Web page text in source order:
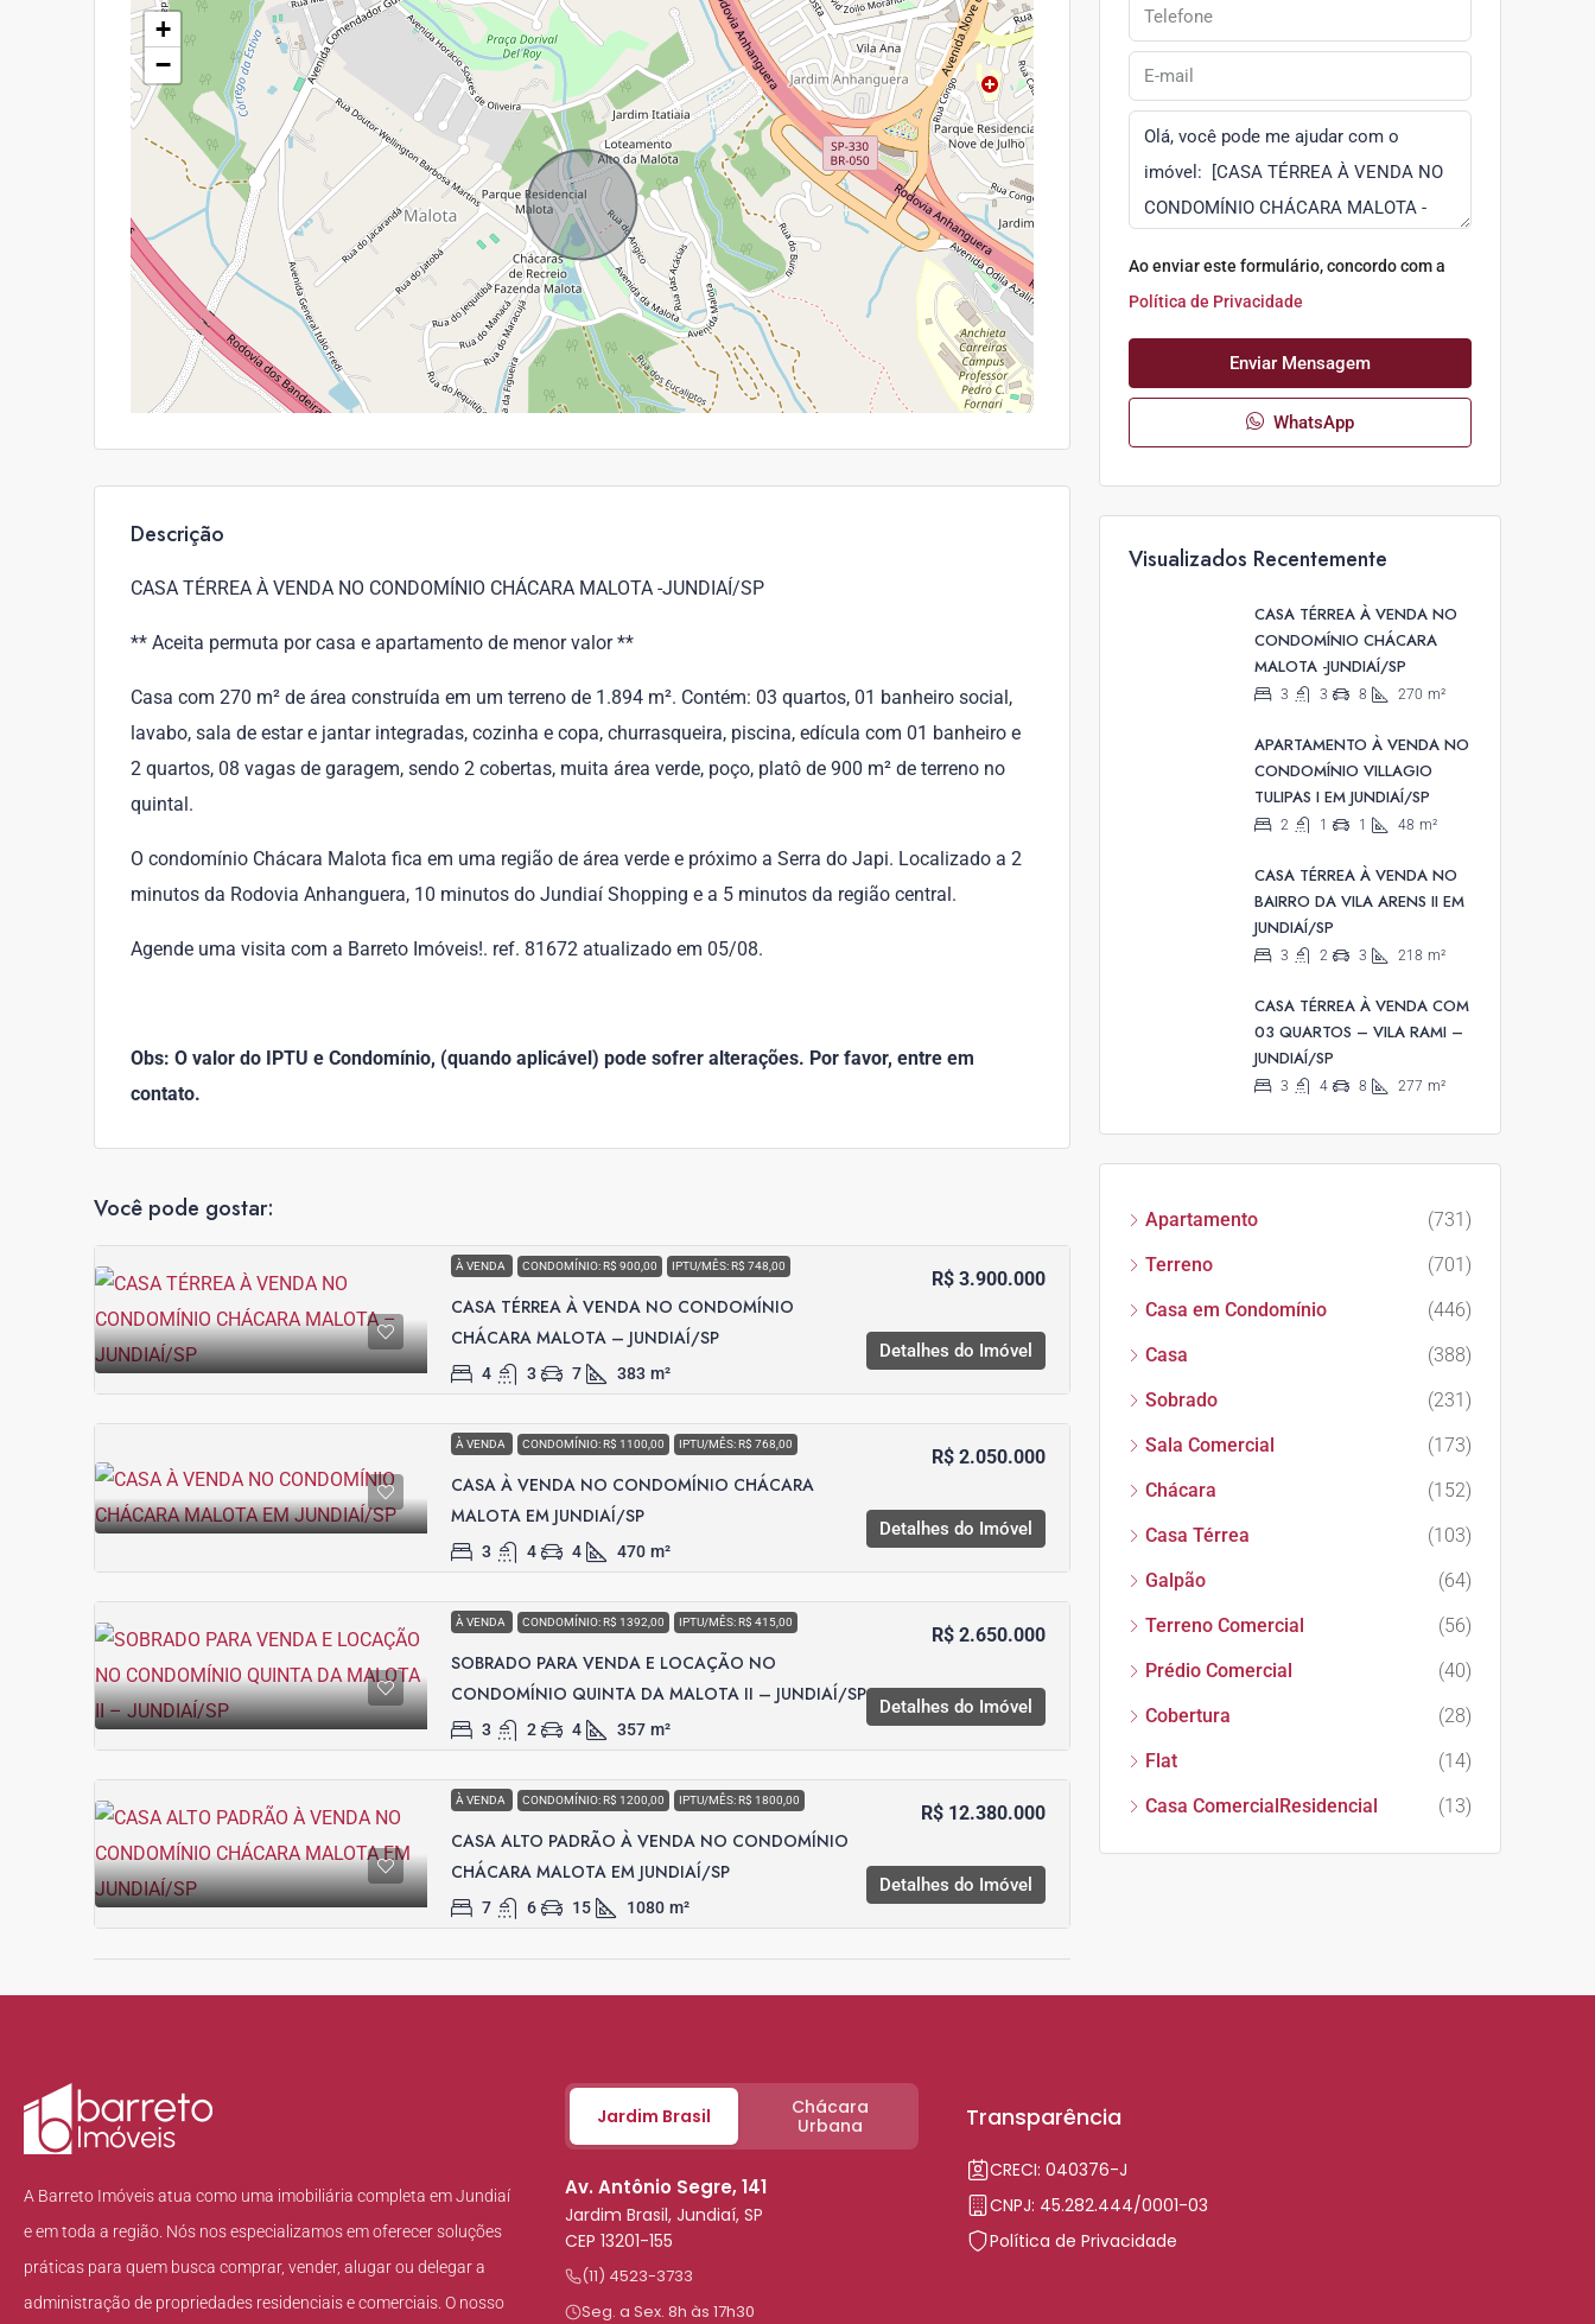
+
−
Descrição
CASA TÉRREA À VENDA NO CONDOMÍNIO CHÁCARA MALOTA -JUNDIAÍ/SP
** Aceita permuta por casa e apartamento de menor valor **
Casa com 270 m² de área construída em um terreno de 1.894 m². Contém: 03 quartos, 01 banheiro social,
lavabo, sala de estar e jantar integradas, cozinha e copa, churrasqueira, piscina, edícula com 01 banheiro e
2 quartos, 08 vagas de garagem, sendo 2 cobertas, muita área verde, poço, platô de 900 m² de terreno no
quintal.
O condomínio Chácara Malota fica em uma região de área verde e próximo a Serra do Japi. Localizado a 2
minutos da Rodovia Anhanguera, 10 minutos do Jundiaí Shopping e a 5 minutos da região central.
Agende uma visita com a Barreto Imóveis!. ref. 81672 atualizado em 05/08.
Obs: O valor do IPTU e Condomínio, (quando aplicável) pode sofrer alterações. Por favor, entre em
contato.
Você pode gostar:
À VENDA CONDOMÍNIO: R$ 900,00 IPTU/MÊS: R$ 748,00
CASA TÉRREA À VENDA NO CONDOMÍNIO
CHÁCARA MALOTA – JUNDIAÍ/SP
R$ 3.900.000
4 3 7 383 m²
Detalhes do Imóvel
À VENDA CONDOMÍNIO: R$ 1100,00 IPTU/MÊS: R$ 768,00
CASA À VENDA NO CONDOMÍNIO CHÁCARA
MALOTA EM JUNDIAÍ/SP
R$ 2.050.000
3 4 4 470 m²
Detalhes do Imóvel
À VENDA CONDOMÍNIO: R$ 1392,00 IPTU/MÊS: R$ 415,00
SOBRADO PARA VENDA E LOCAÇÃO NO
CONDOMÍNIO QUINTA DA MALOTA II – JUNDIAÍ/SP
R$ 2.650.000
3 2 4 357 m²
Detalhes do Imóvel
À VENDA CONDOMÍNIO: R$ 1200,00 IPTU/MÊS: R$ 1800,00
CASA ALTO PADRÃO À VENDA NO CONDOMÍNIO
CHÁCARA MALOTA EM JUNDIAÍ/SP
R$ 12.380.000
7 6 15 1080 m²
Detalhes do Imóvel
Ao enviar este formulário, concordo com a
Política de Privacidade
Enviar Mensagem
WhatsApp
Visualizados Recentemente
CASA TÉRREA À VENDA NO
CONDOMÍNIO CHÁCARA
MALOTA -JUNDIAÍ/SP
3 3 8 270 m²
APARTAMENTO À VENDA NO
CONDOMÍNIO VILLAGIO
TULIPAS I EM JUNDIAÍ/SP
2 1 1 48 m²
CASA TÉRREA À VENDA NO
BAIRRO DA VILA ARENS II EM
JUNDIAÍ/SP
3 2 3 218 m²
CASA TÉRREA À VENDA COM
03 QUARTOS – VILA RAMI –
JUNDIAÍ/SP
3 4 8 277 m²
Apartamento
(731)
Terreno
(701)
Casa em Condomínio
(446)
Casa
(388)
Sobrado
(231)
Sala Comercial
(173)
Chácara
(152)
Casa Térrea
(103)
Galpão
(64)
Terreno Comercial
(56)
Prédio Comercial
(40)
Cobertura
(28)
Flat
(14)
Casa ComercialResidencial
(13)
A Barreto Imóveis atua como uma imobiliária completa em Jundiaí
e em toda a região. Nós nos especializamos em oferecer soluções
práticas para quem busca comprar, vender, alugar ou delegar a
administração de propriedades residenciais e comerciais. O nosso
Jardim Brasil
Chácara
Urbana
Av. Antônio Segre, 141
Jardim Brasil, Jundiaí, SP
CEP 13201-155
(11) 4523-3733
Seg. a Sex. 8h às 17h30
Transparência
CRECI: 040376-J
CNPJ: 45.282.444/0001-03
Política de Privacidade